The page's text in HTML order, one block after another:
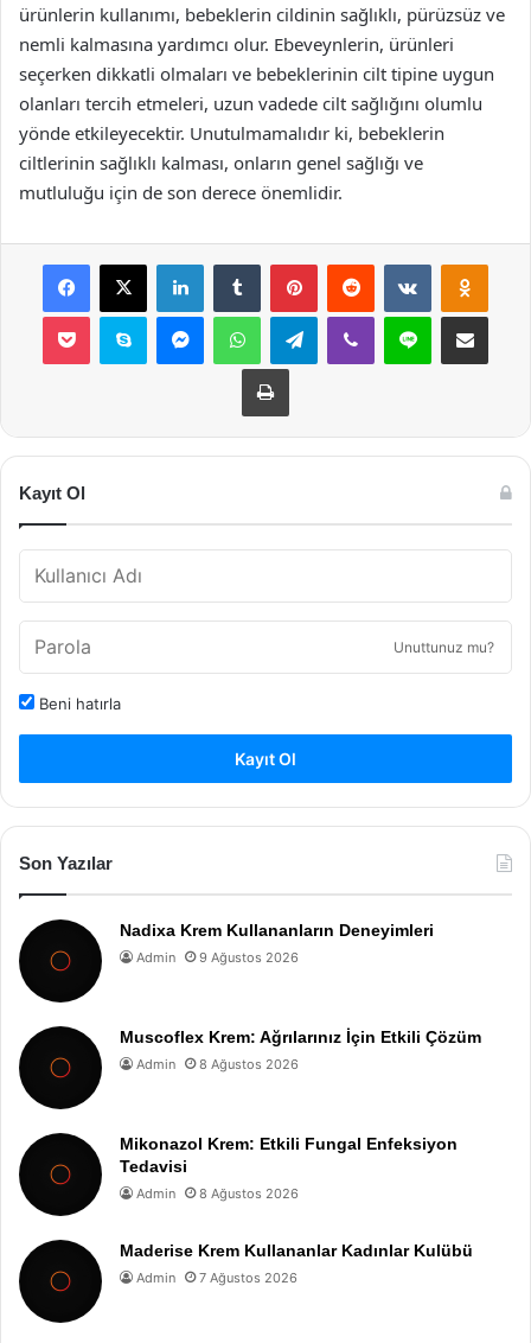
ürünlerin kullanımı, bebeklerin cildinin sağlıklı, pürüzsüz ve
nemli kalmasına yardımcı olur. Ebeveynlerin, ürünleri
seçerken dikkatli olmaları ve bebeklerinin cilt tipine uygun
olanları tercih etmeleri, uzun vadede cilt sağlığını olumlu
yönde etkileyecektir. Unutulmamalıdır ki, bebeklerin
ciltlerinin sağlıklı kalması, onların genel sağlığı ve
mutluluğu için de son derece önemlidir.
Facebook
X LinkedInTumblr PinterestReddit VKontakte
Pocket Skype MessengerWhatsAppTelegramViber Line E-Posta ile
Yazdır
Kayıt Ol
Unuttunuz mu?
Beni hatırla
Kayıt Ol
Son Yazılar
Nadixa Krem Kullananların Deneyimleri
Admin 9 Ağustos 2026
Muscoflex Krem: Ağrılarınız İçin Etkili Çözüm
Admin 8 Ağustos 2026
Mikonazol Krem: Etkili Fungal Enfeksiyon
Tedavisi
Admin 8 Ağustos 2026
Maderise Krem Kullananlar Kadınlar Kulübü
Admin 7 Ağustos 2026